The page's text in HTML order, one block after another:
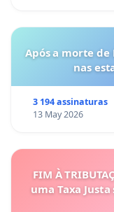
Após a morte de
nas
3 194 assinaturas
13 May 2026
FIM À
uma Taxa